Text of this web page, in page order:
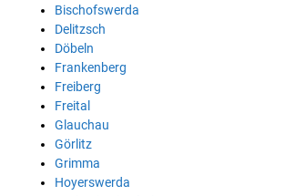
Bischofswerda
Delitzsch
Döbeln
Frankenberg
Freiberg
Freital
Glauchau
Görlitz
Grimma
Hoyerswerda